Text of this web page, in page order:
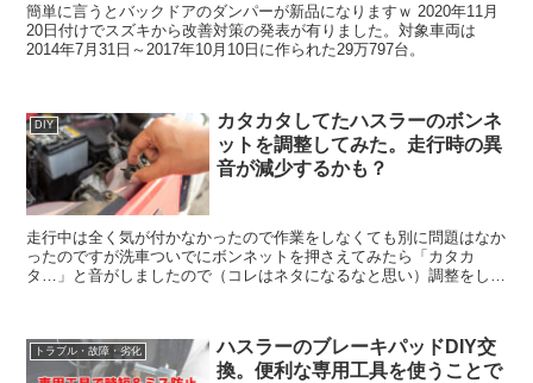
簡単に言うとバックドアのダンパーが新品になりますｗ 2020年11月
20日付けでスズキから改善対策の発表が有りました。対象車両は
2014年7月31日～2017年10月10日に作られた29万797台。
DIY
カタカタしてたハスラーのボンネ
ットを調整してみた。走行時の異
音が減少するかも？
走行中は全く気が付かなかったので作業をしなくても別に問題はなか
ったのですが洗車ついでにボンネットを押さえてみたら「カタカ
タ…」と音がしましたので（コレはネタになるなと思い）調整をして
トラブル・故障・劣化
ハスラーのブレーキパッドDIY交
換。便利な専用工具を使うことで